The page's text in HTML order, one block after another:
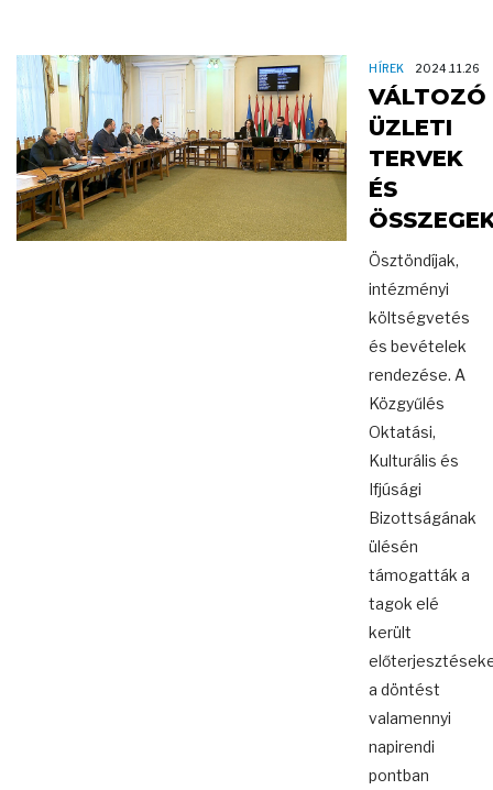
HÍREK 2024.11.26
VÁLTOZÓ
ÜZLETI
TERVEK
ÉS
Ösztöndíjak,
intézményi
költségvetés
és bevételek
rendezése. A
Közgyűlés
Oktatási,
Kulturális és
Ifjúsági
Bizottságának
ülésén
támogatták a
tagok elé
került
a döntést
valamennyi
napirendi
pontban